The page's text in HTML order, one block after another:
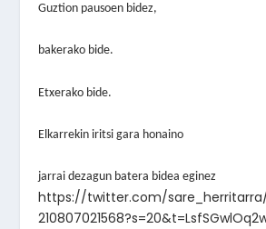
Guztion pausoen bidez,
bakerako bide.
Etxerako bide.
Elkarrekin iritsi gara honaino
jarrai dezagun batera bidea eginez
https://twitter.com/